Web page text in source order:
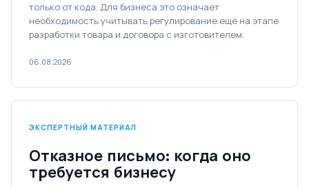
только от кода. Для бизнеса это означает
необходимость учитывать регулирование ещё на этапе
разработки товара и договора с изготовителем.
06.08.2026
ЭКСПЕРТНЫЙ МАТЕРИАЛ
Отказное письмо: когда оно
требуется бизнесу